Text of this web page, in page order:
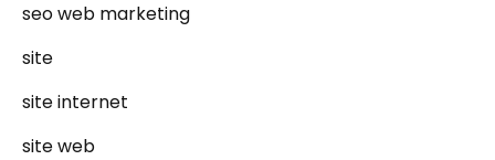
seo web marketing
site
site internet
site web